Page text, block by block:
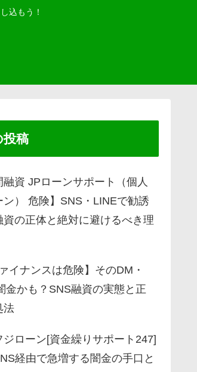
込もう！
投稿
融資 JPローンサポート（個人
ン） 危険】SNS・LINEで勧誘
資の正体と絶対に避けるべき理
イナンスは危険】そのDM・
金かも？SNS融資の実態と正
法
ジローン[資金繰りサポート247]
経由で急増する闇金の手口と